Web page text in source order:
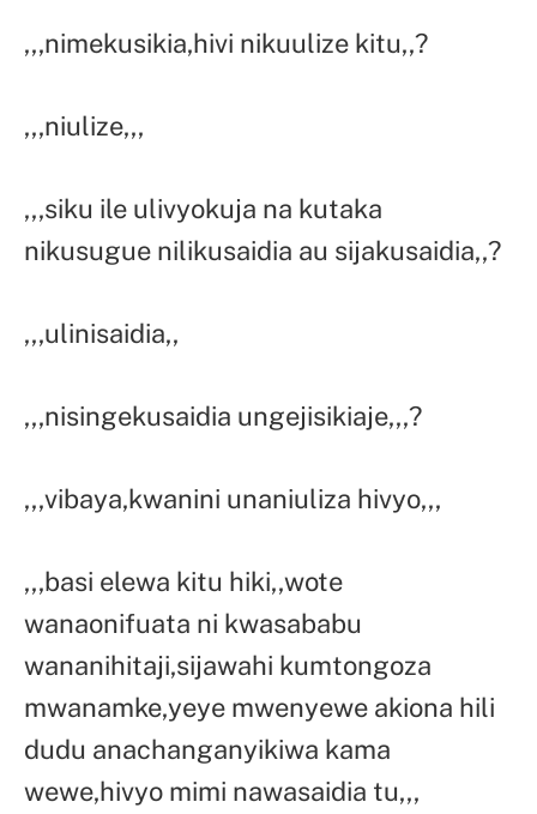
,,,nimekusikia,hivi nikuulize kitu,,?
,,,niulize,,,
,,,siku ile ulivyokuja na kutaka
nikusugue nilikusaidia au sijakusaidia,,?
,,,ulinisaidia,,
,,,nisingekusaidia ungejisikiaje,,,?
,,,vibaya,kwanini unaniuliza hivyo,,,
,,,basi elewa kitu hiki,,wote
wanaonifuata ni kwasababu
wananihitaji,sijawahi kumtongoza
mwanamke,yeye mwenyewe akiona hili
dudu anachanganyikiwa kama
wewe,hivyo mimi nawasaidia tu,,,